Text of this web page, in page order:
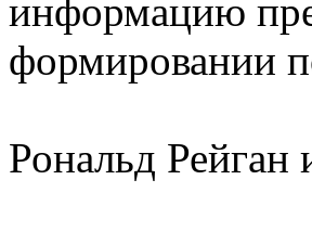
информацию
формировании
Рональд